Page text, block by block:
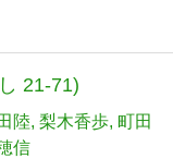
21-71)
陸 梨木香歩 町田
信